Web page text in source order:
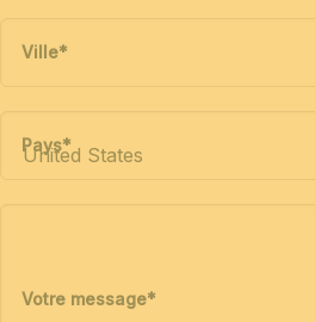
Ville*
Pays*
Votre message*